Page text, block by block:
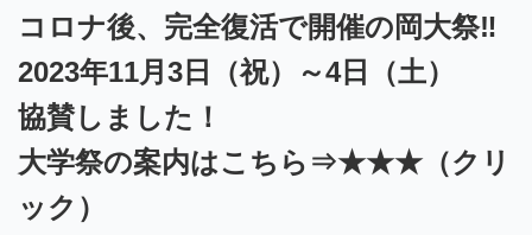
コロナ後、完全復活で開催の岡大祭‼
2023年11月3日（祝）～4日（土）
協賛しました！
大学祭の案内はこちら⇒★★★（クリ
ック）